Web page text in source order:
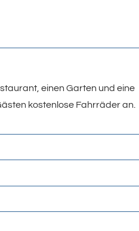
einen Garten und eine
kostenlose Fahrräder an.